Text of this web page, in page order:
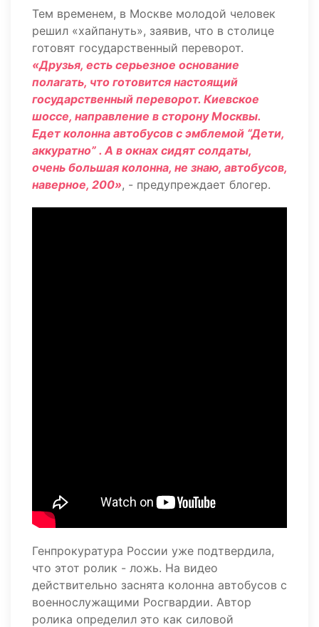
Тем временем, в Москве молодой человек
решил «хайпануть», заявив, что в столице
готовят государственный переворот.
«Друзья, есть серьезное основание
полагать, что готовится настоящий
государственный переворот. Киевское
шоссе, направление в сторону Москвы.
Едет колонна автобусов с эмблемой “Дети,
аккуратно” . А в окнах сидят солдаты,
очень большая колонна, не знаю, автобусов,
наверное, 200», - предупреждает блогер.
Генпрокуратура России уже подтвердила,
что этот ролик - ложь. На видео
действительно заснята колонна автобусов с
военнослужащими Росгвардии. Автор
ролика определил это как силовой